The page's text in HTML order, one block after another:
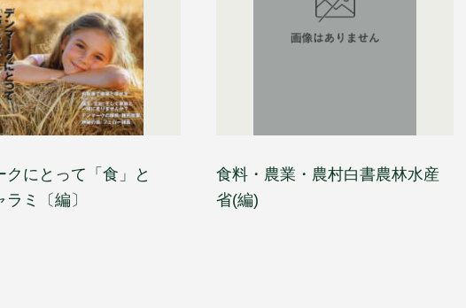
クにとって「食」と
ミ〔編〕
食料・農業・農村白書農林水産
省(編)